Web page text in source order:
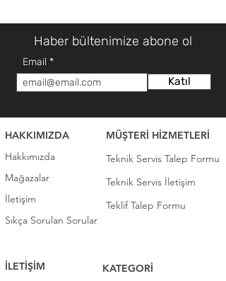
Haber bültenimize abone ol
Email
Katıl
HAKKIMIZDA
Hakkımızda
Mağazalar
İletişim
Sıkça Sorulan Sorular
MÜŞTERİ HİZMETLERİ
Teknik Servis Talep Formu
Teknik Servis İletişim
Teklif Talep Formu
İLETİŞİM
KATEGORİ